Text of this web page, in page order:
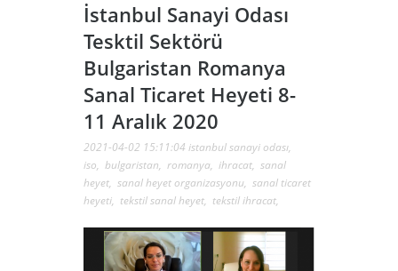
İstanbul Sanayi Odası
Tesktil Sektörü
Bulgaristan Romanya
Sanal Ticaret Heyeti 8-
11 Aralık 2020
2021-04-02 15:11:04 istanbul sanayi odası,
iso, bulgaristan, romanya, ihracat, sanal
heyet, sanal heyet organizasyonu, sanal ticaret
heyeti, tekstil sanal heyet, tekstil ihracat,